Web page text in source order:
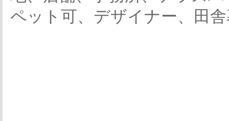
ペット可、デザイナー、田